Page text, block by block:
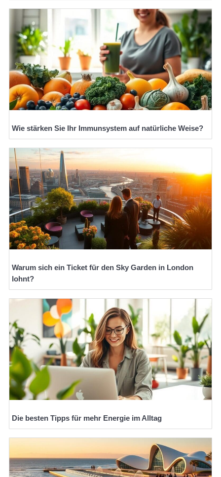
Wie stärken Sie Ihr Immunsystem auf natürliche Weise?
Warum sich ein Ticket für den Sky Garden in London
lohnt?
Die besten Tipps für mehr Energie im Alltag